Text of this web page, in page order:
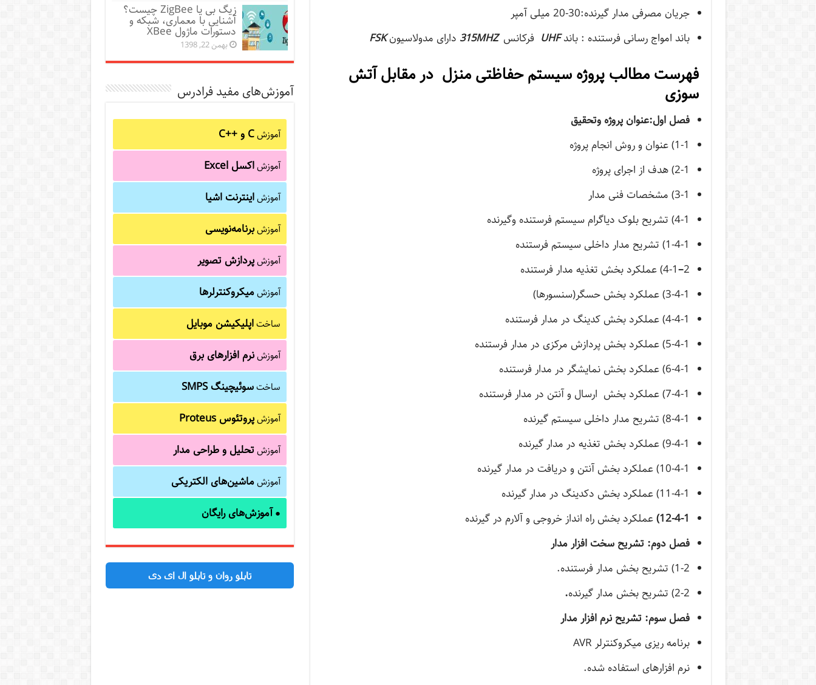
جریان مصرفی مدار گیرنده:30-20 میلی آمپر
باند امواج رسانی فرستنده : باندUHF فرکانس315MHZ دارای مدولاسیونFSK
فهرست مطالب پروژه سیستم حفاظتی منزل در مقابل آتش
سوزی
فصل اول:عنوان پروژه وتحقیق
1-1) عنوان و روش انجام پروژه
2-1) هدف از اجرای پروژه
3-1) مشخصات فنی مدار
4-1) تشریح بلوک دیاگرام سیستم فرستنده وگیرنده
1-4-1) تشریح مدار داخلی سیستم فرستنده
2
–4-1) عملکرد بخش تغذیه مدار فرستنده
3-4-1) عملکرد بخش حسگر(سنسورها)
4-4-1) عملکرد بخش کدینگ در مدار فرستنده
5-4-1) عملکرد بخش پردازش مرکزی در مدار فرستنده
6-4-1) عملکرد بخش نمایشگر در مدار فرستنده
7-4-1) عملکرد بخش ارسال و آنتن در مدار فرستنده
8-4-1) تشریح مدار داخلی سیستم گیرنده
9-4-1) عملکرد بخش تغذیه در مدار گیرنده
10-4-1) عملکرد بخش آنتن و دریافت در مدار گیرنده
11-4-1) عملکرد بخش دکدینگ در مدار گیرنده
12-4-1) عملکرد بخش راه انداز خروجی و آلارم در گیرنده
فصل دوم:تشریحسخت افزار مدار
1-2) تشریح بخش مدار فرستنده.
2-2) تشریح بخش مدار گیرنده
.
فصل سوم: تشریح نرم افزار مدار
برنامه ریزی میکروکنترلر AVR
نرم افزارهای استفاده شده.
زیگ‌ بی یا ZigBee چیست؟
آشنایی با معماری، شبکه و
دستورات ماژول XBee
بهمن 22, 1398
آموزش‌های مفید فرادرس
آموزشC و C++‎
آموزشاکسل Excel
آموزشاینترنت اشیا
آموزشبرنامه‌نویسی
آموزشپردازش تصویر
آموزشمیکروکنترلرها
ساختاپلیکیشن موبایل
آموزشنرم افزارهای برق
ساختسوئیچینگ SMPS
آموزشپروتئوس Proteus
آموزشتحلیل و طراحی مدار
آموزشماشین‌های الکتریکی
●آموزش‌های رایگان
تابلو روان و تابلو ال ای دی